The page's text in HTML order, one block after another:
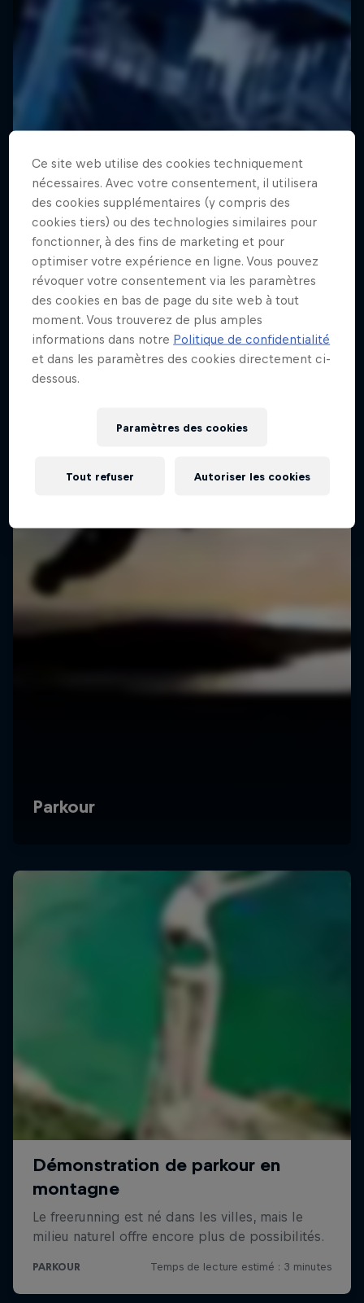
Ce site web utilise des cookies techniquement
nécessaires. Avec votre consentement, il utilisera
des cookies supplémentaires (y compris des
cookies tiers) ou des technologies similaires pour
fonctionner, à des fins de marketing et pour
optimiser votre expérience en ligne. Vous pouvez
révoquer votre consentement via les paramètres
des cookies en bas de page du site web à tout
moment. Vous trouverez de plus amples
informations dans notre Politique de confidentialité
et dans les paramètres des cookies directement ci-
dessous.
Paramètres des cookies
Tout refuser Autoriser les cookies